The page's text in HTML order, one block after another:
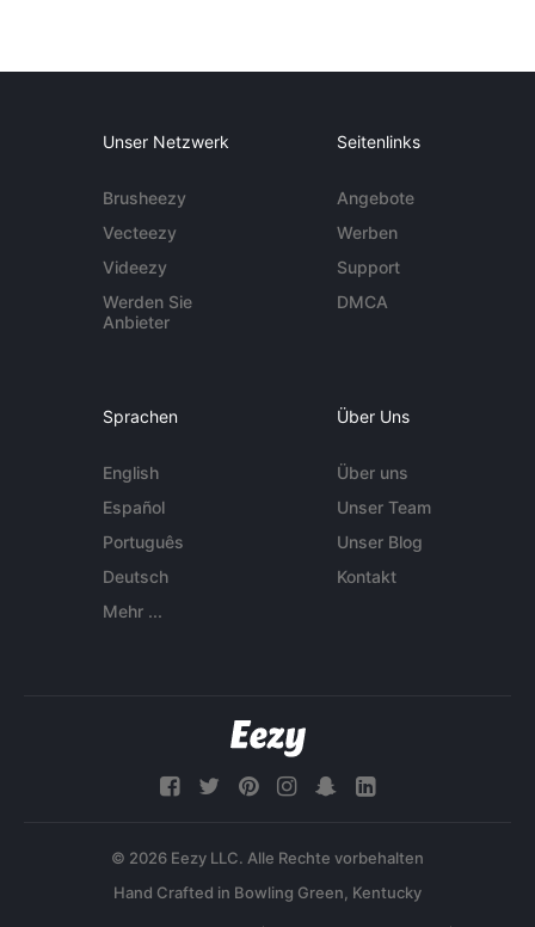
Unser Netzwerk
Brusheezy
Vecteezy
Videezy
Werden Sie
Anbieter
Seitenlinks
Angebote
Werben
Support
DMCA
Sprachen
English
Español
Português
Deutsch
Mehr ...
Über Uns
Über uns
Unser Team
Unser Blog
Kontakt
© 2026 Eezy LLC. Alle Rechte vorbehalten